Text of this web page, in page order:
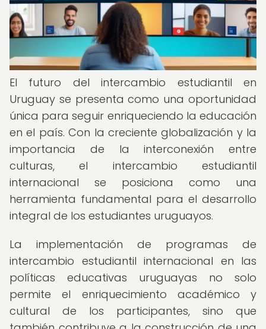
El futuro del intercambio estudiantil en
Uruguay se presenta como una oportunidad
única para seguir enriqueciendo la educación
en el país. Con la creciente globalización y la
importancia de la interconexión entre
culturas, el intercambio estudiantil
internacional se posiciona como una
herramienta fundamental para el desarrollo
integral de los estudiantes uruguayos.
La implementación de programas de
intercambio estudiantil internacional en las
políticas educativas uruguayas no solo
permite el enriquecimiento académico y
cultural de los participantes, sino que